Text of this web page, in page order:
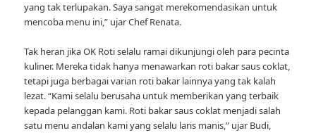
yang tak terlupakan. Saya sangat merekomendasikan untuk
mencoba menu ini,” ujar Chef Renata.
Tak heran jika OK Roti selalu ramai dikunjungi oleh para pecinta
kuliner. Mereka tidak hanya menawarkan roti bakar saus coklat,
tetapi juga berbagai varian roti bakar lainnya yang tak kalah
lezat. “Kami selalu berusaha untuk memberikan yang terbaik
kepada pelanggan kami. Roti bakar saus coklat menjadi salah
satu menu andalan kami yang selalu laris manis,” ujar Budi,